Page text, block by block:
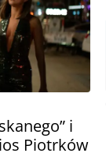
i
Piotrków